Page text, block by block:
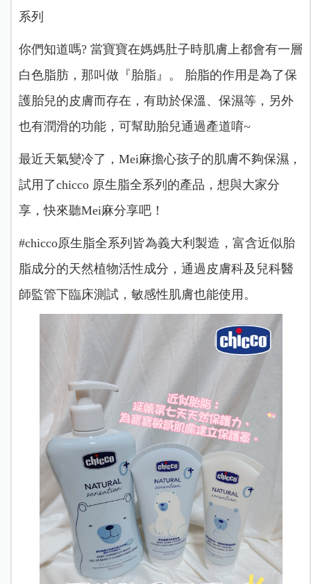
系列
你們知道嗎? 當寶寶在媽媽肚子時肌膚上都會有一層
白色脂肪，那叫做『胎脂』。
胎脂的作用是為了保
護胎兒的皮膚而存在，有助於保溫、保濕等，另外
也有潤滑的功能，可幫助胎兒通過產道唷~
最近天氣變冷了，Mei麻擔心孩子的肌膚不夠保濕，
試用了chicco 原生脂全系列的產品，想與大家分
享，快來聽Mei麻分享吧！
#chicco原生脂全系列皆為義大利製造，富含近似胎
脂成分的天然植物活性成分，通過皮膚科及兒科醫
師監管下臨床測試，敏感性肌膚也能使用。